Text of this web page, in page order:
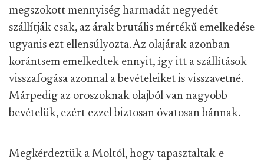
megszokott mennyiség harmadát-negyedét
szállítják csak, az árak brutális mértékű emelkedése
ugyanis ezt ellensúlyozta. Az olajárak azonban
korántsem emelkedtek ennyit, így itt a szállítások
visszafogása azonnal a bevételeiket is visszavetné.
Márpedig az oroszoknak olajból van nagyobb
bevételük, ezért ezzel biztosan óvatosan bánnak.
Megkérdeztük a Moltól, hogy tapasztaltak-e